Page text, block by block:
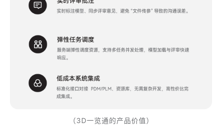
（3D一览通的产品价值）